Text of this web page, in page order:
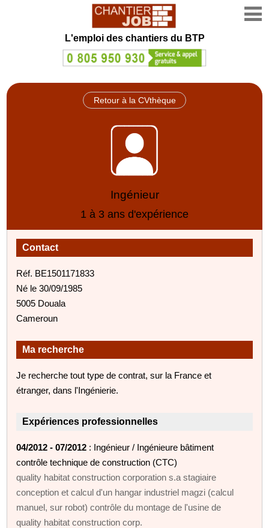
L'emploi des chantiers du BTP
Retour à la CVthèque
Ingénieur
1 à 3 ans d'expérience
Contact
Réf. BE1501171833
Né le 30/09/1985
5005 Douala
Cameroun
Ma recherche
Je recherche tout type de contrat, sur la France et
étranger, dans l'Ingénierie.
Expériences professionnelles
04/2012 - 07/2012 : Ingénieur / Ingénieure bâtiment
contrôle technique de construction (CTC)
quality habitat construction corporation s.a stagiaire
conception et calcul d'un hangar industriel magzi (calcul
manuel, sur robot) contrôle du montage de l'usine de
quality habitat construction corp.